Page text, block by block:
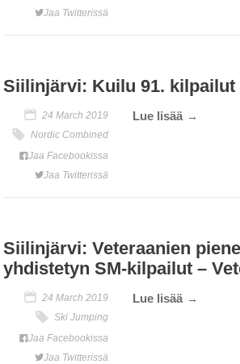
Jaa Twitterissä
Siilinjärvi: Kuilu 91. kilpailut
24 March 2019
Nordic Combined
Jaa Facebookissa
Jaa Twitterissä
Lue lisää
Siilinjärvi: Veteraanien
yhdistetyn SM-kilpailut –
24 March 2019
Ski Jumping
Jaa Facebookissa
Jaa Twitterissä
Lue lisää